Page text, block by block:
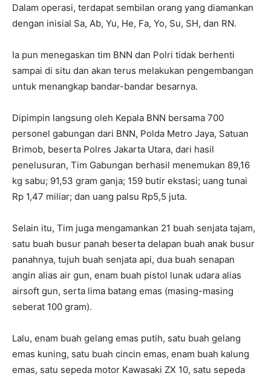
Dalam operasi, terdapat sembilan orang yang diamankan
dengan inisial Sa, Ab, Yu, He, Fa, Yo, Su, SH, dan RN.
Ia pun menegaskan tim BNN dan Polri tidak berhenti
sampai di situ dan akan terus melakukan pengembangan
untuk menangkap bandar-bandar besarnya.
Dipimpin langsung oleh Kepala BNN bersama 700
personel gabungan dari BNN, Polda Metro Jaya, Satuan
Brimob, beserta Polres Jakarta Utara, dari hasil
penelusuran, Tim Gabungan berhasil menemukan 89,16
kg sabu; 91,53 gram ganja; 159 butir ekstasi; uang tunai
Rp 1,47 miliar; dan uang palsu Rp5,5 juta.
Selain itu, Tim juga mengamankan 21 buah senjata tajam,
satu buah busur panah beserta delapan buah anak busur
panahnya, tujuh buah senjata api, dua buah senapan
angin alias air gun, enam buah pistol lunak udara alias
airsoft gun, serta lima batang emas (masing-masing
seberat 100 gram).
Lalu, enam buah gelang emas putih, satu buah gelang
emas kuning, satu buah cincin emas, enam buah kalung
emas, satu sepeda motor Kawasaki ZX 10, satu sepeda